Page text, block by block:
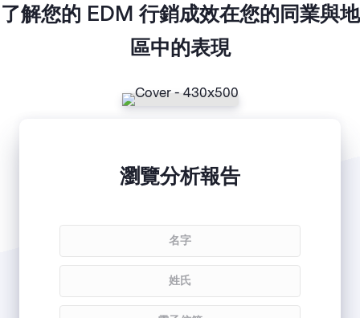
了解您的 EDM 行銷成效在您的同業與地
區中的表現
瀏覽分析報告